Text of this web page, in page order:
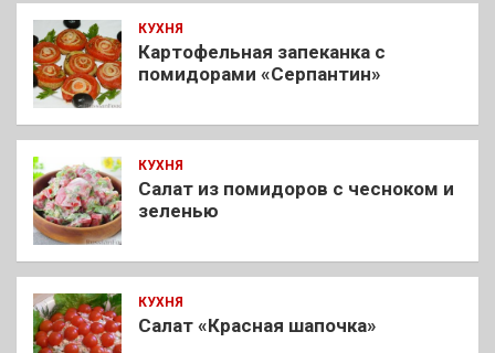
КУХНЯ
Картофельная запеканка с
помидорами «Серпантин»
КУХНЯ
Салат из помидоров с чесноком и
зеленью
КУХНЯ
Салат «Красная шапочка»